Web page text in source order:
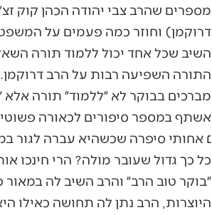
מספרים שהרב צבי יהודה הכהן קוק
דרוקמן) וחוזר כמה פעמים על
השיב שכל אחד יכול ללמוד תורה
התורה השפיעה רבות על הרב
מברכים בבוקר לא ״ללמוד״ תורה אלא
אשתף במספר סיפורים לכאורה
׆ אחותי סיפרה שכשהיא עברה לגור
כל כך גדול שעובר מולה? הרי חינכו
״בוקר טוב הרב״ והרב השיב לה
היוצרות, הרב נתן לה תחושה כאילו